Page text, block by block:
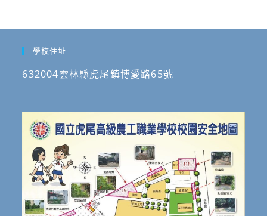
學校住址
632004雲林縣虎尾鎮博愛路65號